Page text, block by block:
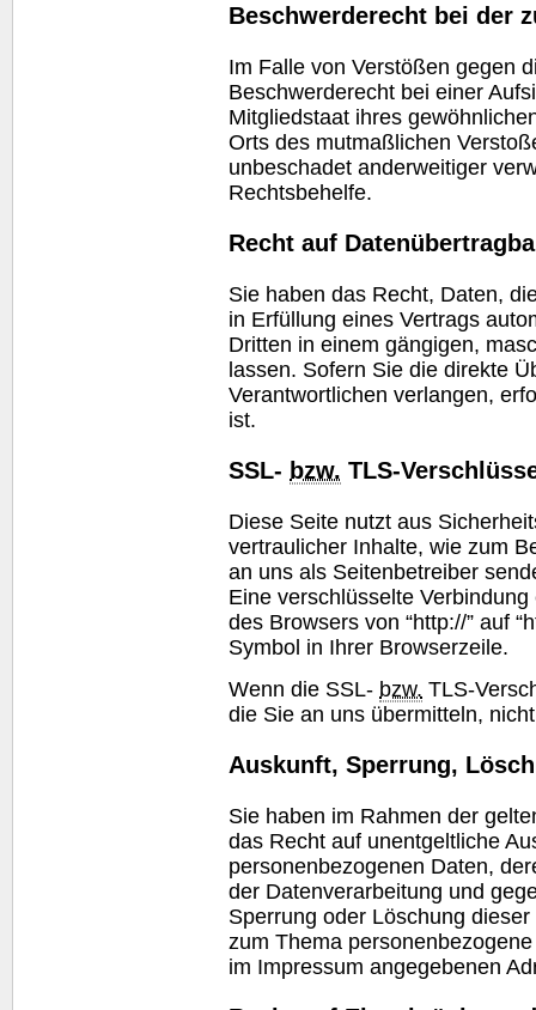
Beschwerderecht bei der
Im Falle von Verstößen gegen
Beschwerderecht bei einer
Mitgliedstaat ihres
Orts des mutmaßlichen
unbeschadet anderweitiger
Rechtsbehelfe.
Recht auf
Sie haben das Recht, Daten,
in Erfüllung eines Vertrags
Dritten in einem gängigen,
lassen. Sofern Sie die direkte
Verantwortlichen verlangen,
ist.
SSL- bzw. TLS-
Diese Seite nutzt aus
vertraulicher Inhalte, wie zum
an uns als Seitenbetreiber
Eine verschlüsselte
des Browsers von “http://” auf
Symbol in Ihrer Browserzeile.
Wenn die SSL- bzw. TLS-
die Sie an uns übermitteln,
Auskunft, Sperrung,
Sie haben im Rahmen der
das Recht auf unentgeltliche
personenbezogenen Daten,
der Datenverarbeitung und
Sperrung oder Löschung
zum Thema
im Impressum angegebenen